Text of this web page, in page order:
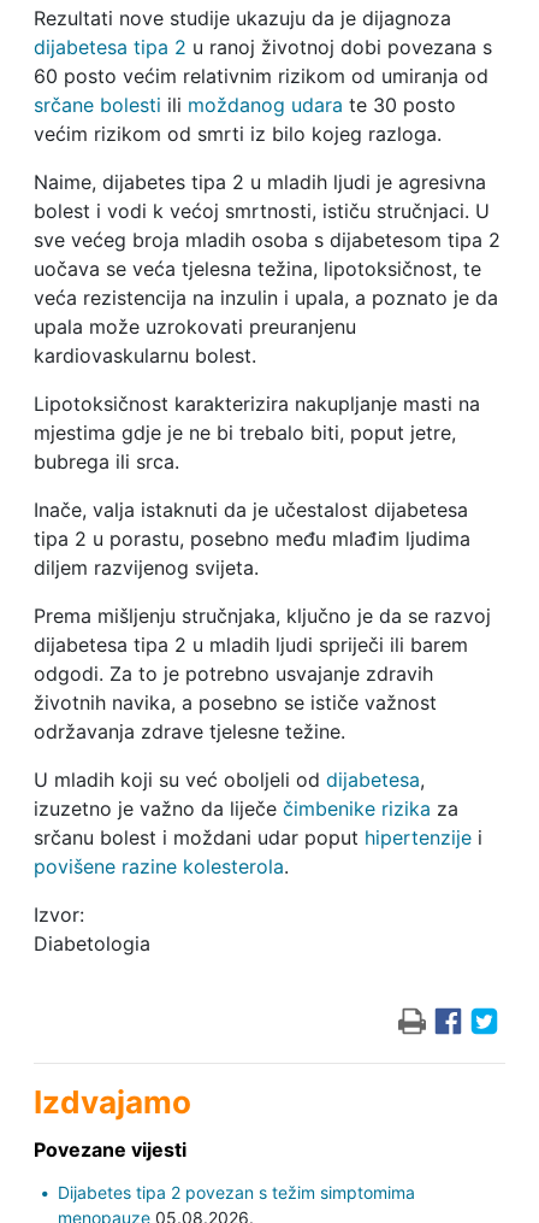
Rezultati nove studije ukazuju da je dijagnoza
dijabetesa tipa 2 u ranoj životnoj dobi povezana s
60 posto većim relativnim rizikom od umiranja od
srčane bolesti ili moždanog udara te 30 posto
većim rizikom od smrti iz bilo kojeg razloga.
Naime, dijabetes tipa 2 u mladih ljudi je agresivna
bolest i vodi k većoj smrtnosti, ističu stručnjaci. U
sve većeg broja mladih osoba s dijabetesom tipa 2
uočava se veća tjelesna težina, lipotoksičnost, te
veća rezistencija na inzulin i upala, a poznato je da
upala može uzrokovati preuranjenu
kardiovaskularnu bolest.
Lipotoksičnost karakterizira nakupljanje masti na
mjestima gdje je ne bi trebalo biti, poput jetre,
bubrega ili srca.
Inače, valja istaknuti da je učestalost dijabetesa
tipa 2 u porastu, posebno među mlađim ljudima
diljem razvijenog svijeta.
Prema mišljenju stručnjaka, ključno je da se razvoj
dijabetesa tipa 2 u mladih ljudi spriječi ili barem
odgodi. Za to je potrebno usvajanje zdravih
životnih navika, a posebno se ističe važnost
održavanja zdrave tjelesne težine.
U mladih koji su već oboljeli od dijabetesa,
izuzetno je važno da liječe čimbenike rizika za
srčanu bolest i moždani udar poput hipertenzijei
povišene razine kolesterola.
Izvor:
Diabetologia
Izdvajamo
Povezane vijesti
Dijabetes tipa 2 povezan s težim simptomima
menopauze05.08.2026.